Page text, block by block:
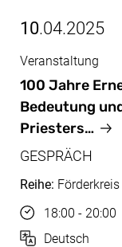
10.04.2025
Apr,
100 Jahre
Bedeutung
Priesters…
Veranstaltung
GESPRÄCH
Reihe:
Uhrzeit
18:00 - 20:00
Sprache
Deutsch